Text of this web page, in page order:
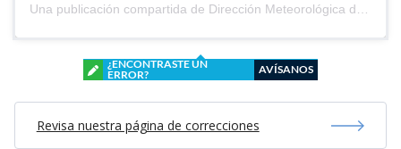
Una publicación compartida de Dirección Meteorológica de Chile (@meteochile)
¿ENCONTRASTE UN
ERROR?
AVÍSANOS
Revisa nuestra página de correcciones